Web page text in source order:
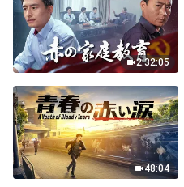
2:32:05
48:04